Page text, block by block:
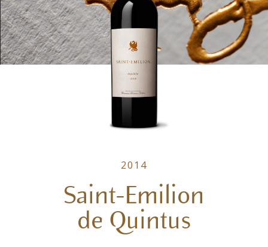
2014
Saint-Emilion
de Quintus